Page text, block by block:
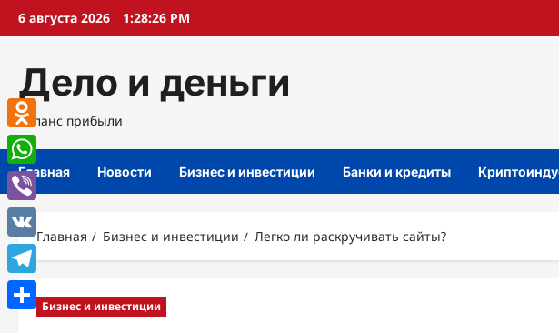
Перейти
6 августа 2026 1:28:27 PM
Дело и деньги
Баланс прибыли
Главная Новости Бизнес и инвестиции Банки и кредиты
Главная Бизнес и инвестиции Легко ли раскручивать сайты?
Бизнес и инвестиции
Odnoklassniki
WhatsApp
Viber
VK
Telegram